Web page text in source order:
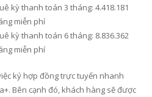
kỳ thanh toán 3 tháng: 4.418.181
miễn phí
kỳ thanh toán 6 tháng: 8.836.362
miễn phí
ký hợp đồng trực tuyến nhanh
Bên cạnh đó, khách hàng sẽ được